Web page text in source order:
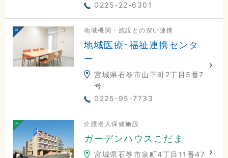
0225-22-6301
地域機関・施設との深い連携
地域医療･福祉連携センタ
ー
宮城県石巻市山下町2丁目5番7
号
0225-95-7733
介護老人保健施設
ガーデンハウスこだま
宮城県石巻市泉町4丁目11番47